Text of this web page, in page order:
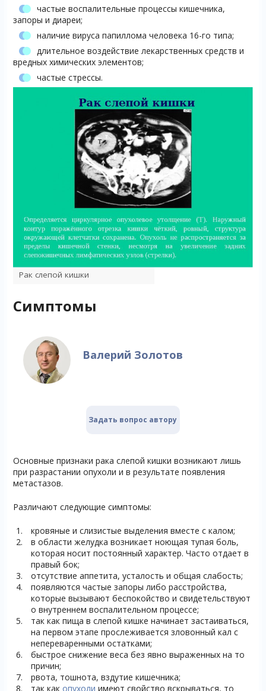
частые воспалительные процессы кишечника,
запоры и диареи;
наличие вируса папиллома человека 16-го типа;
длительное воздействие лекарственных средств и
вредных химических элементов;
частые стрессы.
Рак слепой кишки
Симптомы
Валерий Золотов
Задать вопрос автору
Основные признаки рака слепой кишки возникают лишь
при разрастании опухоли и в результате появления
метастазов.
Различают следующие симптомы:
кровяные и слизистые выделения вместе с калом;
в области желудка возникает ноющая тупая боль,
которая носит постоянный характер. Часто отдает в
правый бок;
отсутствие аппетита, усталость и общая слабость;
появляются частые запоры либо расстройства,
которые вызывают беспокойство и свидетельствуют
о внутреннем воспалительном процессе;
так как пища в слепой кишке начинает застаиваться,
на первом этапе прослеживается зловонный кал с
непереваренными остатками;
быстрое снижение веса без явно выраженных на то
причин;
рвота, тошнота, вздутие кишечника;
так как опухоли имеют свойство вскрываться, то